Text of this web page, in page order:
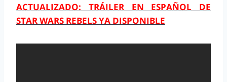
ACTUALIZADO: TRÁILER EN ESPAÑOL DE
STAR WARS REBELS YA DISPONIBLE